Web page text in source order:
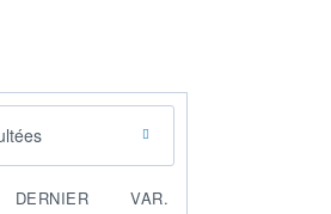
DERNIER
VAR.